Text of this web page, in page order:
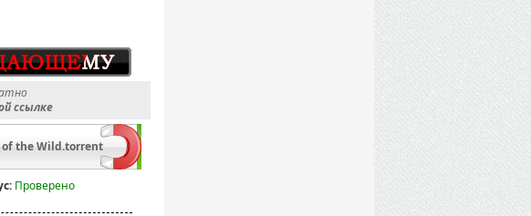
ссылке
the Wild.torrent
Проверено